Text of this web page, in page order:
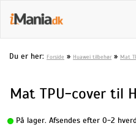
Du er her: Forside » Huawei tilbehør » Mat
Mat TPU-cover til
På lager. Afsendes efter 0-2